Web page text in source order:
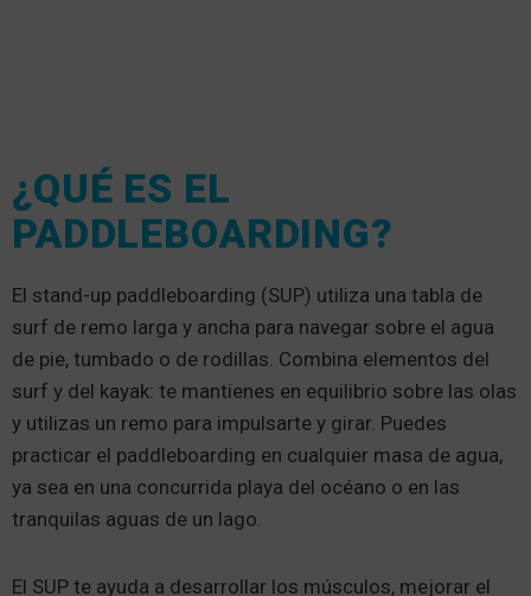
¿QUÉ ES EL
PADDLEBOARDING?
El stand-up paddleboarding (SUP) utiliza una tabla de
surf de remo larga y ancha para navegar sobre el agua
de pie, tumbado o de rodillas. Combina elementos del
surf y del kayak: te mantienes en equilibrio sobre las olas
y utilizas un remo para impulsarte y girar. Puedes
practicar el paddleboarding en cualquier masa de agua,
ya sea en una concurrida playa del océano o en las
tranquilas aguas de un lago.
El SUP te ayuda a desarrollar los músculos, mejorar el